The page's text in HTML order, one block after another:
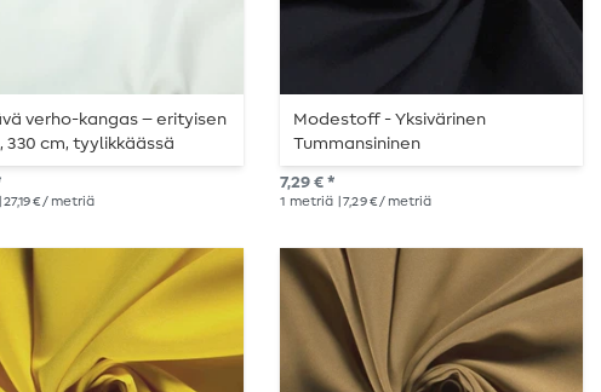
verho-kangas – erityisen
330 cm, tyylikkäässä
| 27,19 € / metriä
Modestoff - Yksivärinen
Tummansininen
7,29 € *
1 metriä | 7,29 € / metriä